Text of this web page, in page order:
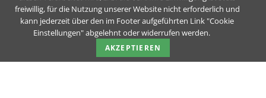
Sing & Poetry Night begeistert mit
Talent, Kreativität und Teamgeist
von Team-Blog der TRS (Kommentare: 0)
freiwillig, für die Nutzung unserer Website nicht erforderlich und
kann jederzeit über den im Footer aufgeführten Link "Cookie
Einstellungen" abgelehnt oder widerrufen werden.
AKZEPTIEREN